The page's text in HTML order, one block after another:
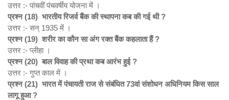
उत्तर :- पांचवीं पंचवर्षीय योजना में ।
प्रश्न (18) भारतीय रिजर्व बैंक की स्‍थापना कब की गई थी ?
उत्तर :- सन् 1935 में ।
प्रश्न (19) शरीर का कौन सा अंग रक्त बैंक कहलाता हैं ?
उत्तर :- प्लीहा ।
प्रश्न (20) बाल विवाह की प्रथा कब आरंभ हुई ?
उत्तर :- गुप्त काल में ।
प्रश्न (21) भारत में पंचायती राज से संबंधित 73वां संशोधन अधिनियम किस साल
लागू हुआ ?